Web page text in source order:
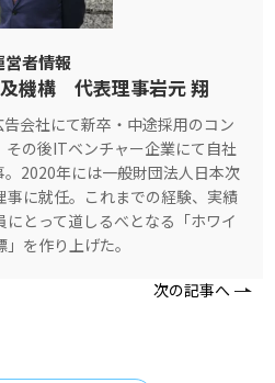
営者情報
機構 代表理事岩元 翔
会社にて新卒・中途採用のコン
その後ITベンチャー企業にて自社
2020年には一般財団法人日本次
に就任。これまでの経験、実績
とって道しるべとなる「ホワイ
」を作り上げた。
次の記事へ